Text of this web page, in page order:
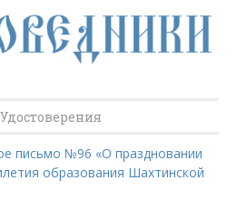
Удостоверения
письмо №96 «О праздновании
образования Шахтинской